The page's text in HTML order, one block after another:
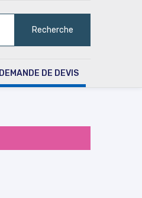
Recherche
DEMANDE DE DEVIS